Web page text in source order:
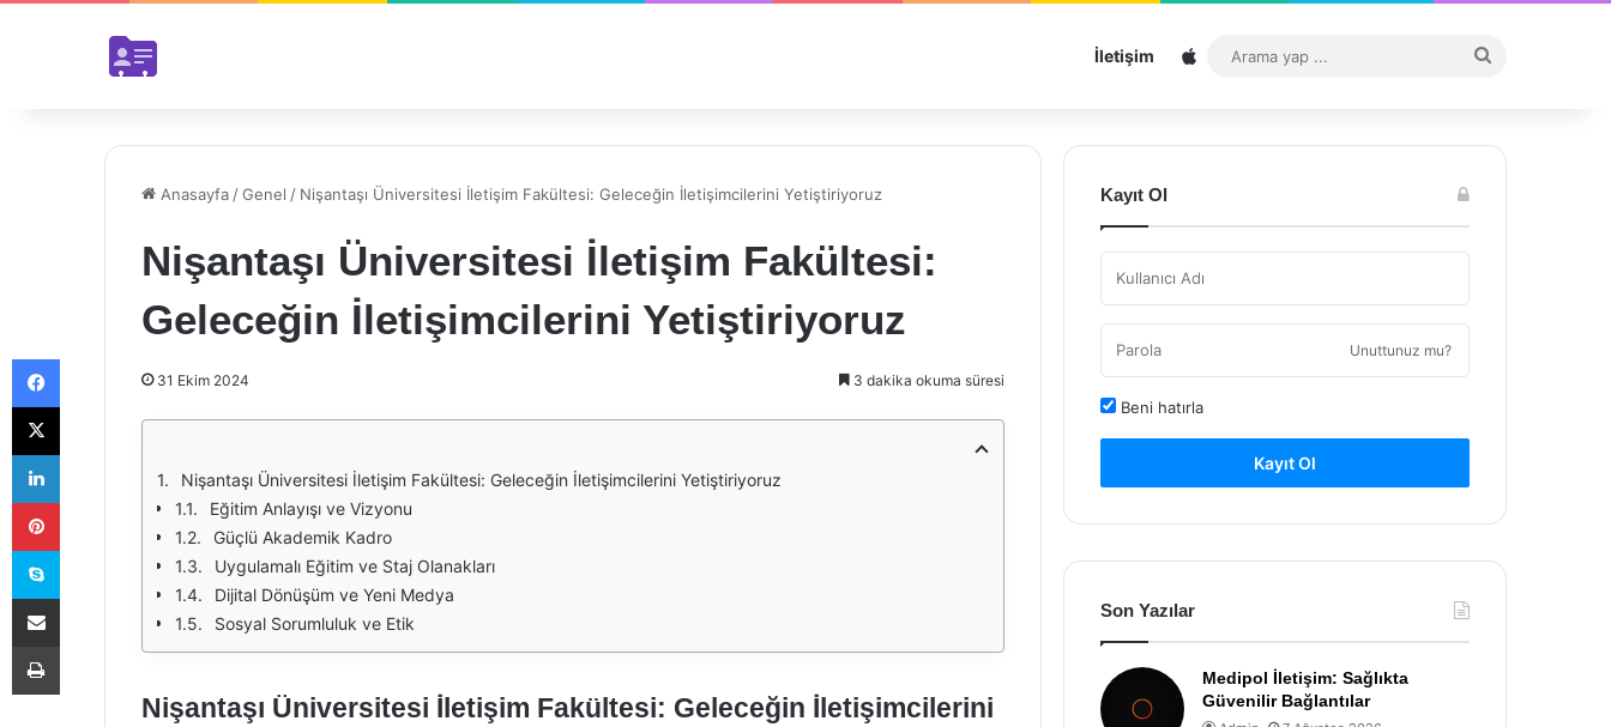
İletişim Sitemap
...
Anasayfa /Genel / Nişantaşı Üniversitesi İletişim Fakültesi: Geleceğin İletişimcilerini Yetiştiriyoruz
Nişantaşı Üniversitesi İletişim Fakültesi:
Geleceğin İletişimcilerini Yetiştiriyoruz
31 Ekim 2024 3 dakika okuma süresi
Nişantaşı Üniversitesi İletişim Fakültesi: Geleceğin İletişimcilerini Yetiştiriyoruz
Eğitim Anlayışı ve Vizyonu
Güçlü Akademik Kadro
Uygulamalı Eğitim ve Staj Olanakları
Dijital Dönüşüm ve Yeni Medya
Sosyal Sorumluluk ve Etik
Nişantaşı Üniversitesi İletişim Fakültesi: Geleceğin İletişimcilerini
Kayıt Ol
Unuttunuz mu?
Beni hatırla
Kayıt Ol
Son Yazılar
Medipol İletişim: Sağlıkta
Güvenilir Bağlantılar
Facebook
X
LinkedIn
Pinterest
Skype
E-Posta ile paylaş